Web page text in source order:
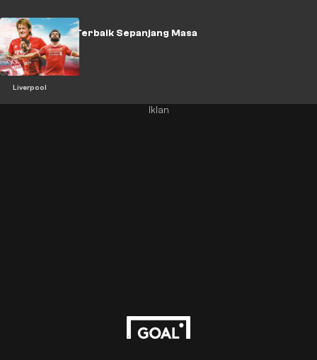
Liverpool
Liverpool XI Terbaik Sepanjang Masa